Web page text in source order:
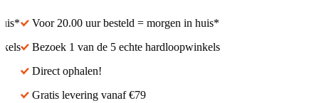
Voor 20.00 uur besteld = morgen in huis*
Bezoek 1 van de 5 echte hardloopwinkels
Direct ophalen!
Gratis levering vanaf €79